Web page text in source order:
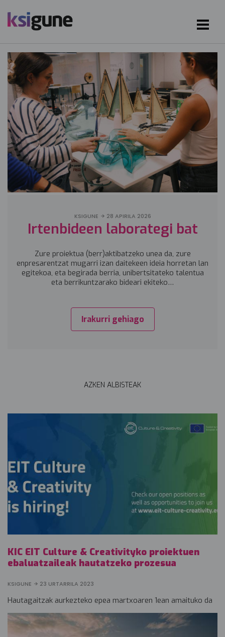
KSIGUNE 28 APIRILA 2026
Irtenbideen laborategi bat
Zure proiektua (berr)aktibatzeko unea da, zure
enpresarentzat mugarri izan daitekeen ideia horretan lan
egitekoa, eta begirada berria, unibertsitateko talentua
eta berrikuntzarako bideari ekiteko…
Irakurri gehiago
AZKEN ALBISTEAK
KIC EIT Culture & Creativityko proiektuen
ebaluatzaileak hautatzeko prozesua
KSIGUNE 23 URTARRILA 2023
Hautagaitzak aurkezteko epea martxoaren 1ean amaituko da